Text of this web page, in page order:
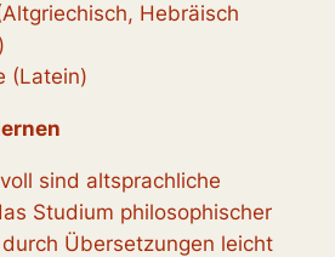
Hebräisch
(Latein)
sind altsprachliche
Studium philosophischer
Übersetzungen leicht